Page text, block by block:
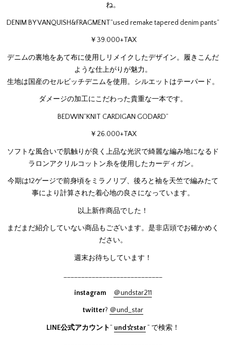
ね。
DENIM BY VANQUISH&FRAGMENT”used remake tapered denim pants”
￥39.000+TAX
デニムの裏地をあて布に使用しリメイクしたデザイン。履きこんだ
ような仕上がりが魅力。
生地は国産のセルビッチデニムを使用。シルエットはテーパード。
ダメージの加工にこだわった貴重な一本です。
BEDWIN”KNIT CARDIGAN GODARD”
￥26.000+TAX
ソフトな風合いで肌触りが良く上品な光沢で綺麗な編み地になるド
ラロンアクリルコットン糸を使用したカーディガン。
今期は12ゲージで前身頃をミラノリブ、後ろと袖を天竺で編みたて
事により計算された着心地の良さになっています。
以上新作商品でした！
まだまだ紹介していない商品もございます。是非店頭でお確かめく
ださい。
週末お待ちしています！
instagram ＠undstar211
twitter? ＠und_star
LINE公式アカウント” und☆star” で検索！